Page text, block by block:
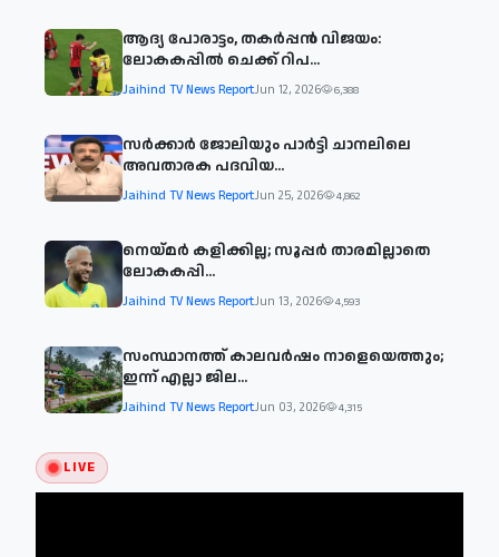
ആദ്യ പോരാട്ടം, തകർപ്പൻ വിജയം:
ലോകകപ്പിൽ ചെക്ക് റിപ...
Jaihind TV News ReportJun 12, 2026 6,388
സര്‍ക്കാര്‍ ജോലിയും പാര്‍ട്ടി ചാനലിലെ
അവതാരക പദവിയ...
Jaihind TV News ReportJun 25, 2026 4,862
നെയ്മര്‍ കളിക്കില്ല; സൂപ്പര്‍ താരമില്ലാതെ
ലോകകപ്പി...
Jaihind TV News ReportJun 13, 2026 4,593
സംസ്ഥാനത്ത് കാലവര്‍ഷം നാളെയെത്തും;
ഇന്ന് എല്ലാ ജില...
Jaihind TV News ReportJun 03, 2026 4,315
LIVE